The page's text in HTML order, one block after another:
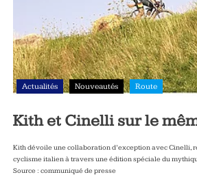
Actualités Nouveautés Route
Kith et Cinelli sur le
Kith dévoile une collaboration d’exception avec Cinelli,
cyclisme italien à travers une édition spéciale du
Source : communiqué de presse